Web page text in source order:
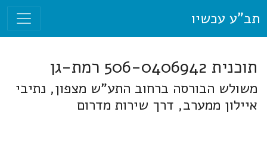
תב"ע עכשיו
תוכנית 506-0406942 רמת-גן
משולש הבורסה ברחוב התע"ש מצפון, נתיבי
איילון ממערב, דרך שירות מדרום